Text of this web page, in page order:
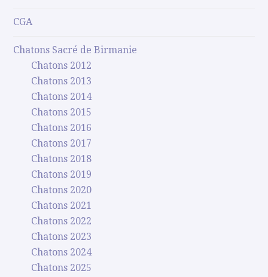
CGA
Chatons Sacré de Birmanie
Chatons 2012
Chatons 2013
Chatons 2014
Chatons 2015
Chatons 2016
Chatons 2017
Chatons 2018
Chatons 2019
Chatons 2020
Chatons 2021
Chatons 2022
Chatons 2023
Chatons 2024
Chatons 2025